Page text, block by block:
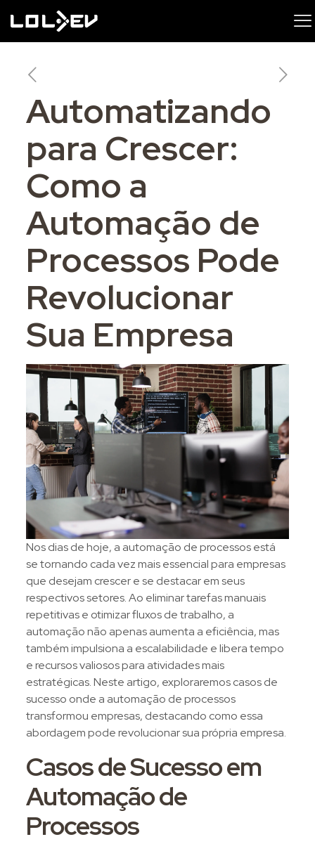
Automatizando
para Crescer:
Como a
Automação de
Processos Pode
Revolucionar
Sua Empresa
Nos dias de hoje, a automação de processos está
se tornando cada vez mais essencial para empresas
que desejam crescer e se destacar em seus
respectivos setores. Ao eliminar tarefas manuais
repetitivas e otimizar fluxos de trabalho, a
automação não apenas aumenta a eficiência, mas
também impulsiona a escalabilidade e libera tempo
e recursos valiosos para atividades mais
estratégicas. Neste artigo, exploraremos casos de
sucesso onde a automação de processos
transformou empresas, destacando como essa
abordagem pode revolucionar sua própria empresa.
Casos de Sucesso em
Automação de
Processos